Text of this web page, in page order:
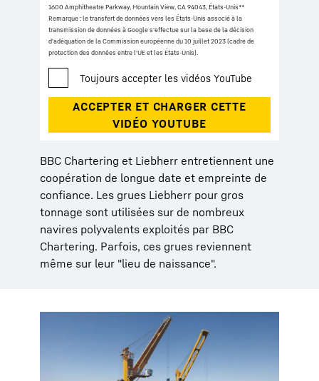
1600 Amphitheatre Parkway, Mountain View, CA 94043, États-Unis**
Remarque : le transfert de données vers les États-Unis associé à la
transmission de données à Google s'effectue sur la base de la décision
d'adéquation de la Commission européenne du 10 juillet 2023 (cadre de
protection des données entre l'UE et les États-Unis).
BBC Chartering et Liebherr entretiennent une
coopération de longue date et empreinte de
confiance. Les grues Liebherr pour gros
tonnage sont utilisées sur de nombreux
navires polyvalents exploités par BBC
Chartering. Parfois, ces grues reviennent
même sur leur "lieu de naissance".